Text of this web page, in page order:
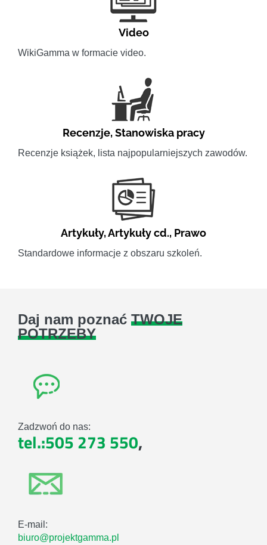
Video
WikiGamma w formacie video.
Recenzje,Stanowiska pracy
Recenzje książek, lista najpopularniejszych zawodów.
Artykuły,Artykuły cd., Prawo
Standardowe informacje z obszaru szkoleń.
Daj nam poznać TWOJE
POTRZEBY
Zadzwoń do nas:
tel.:505 273 550,
E-mail:
biuro@projektgamma.pl